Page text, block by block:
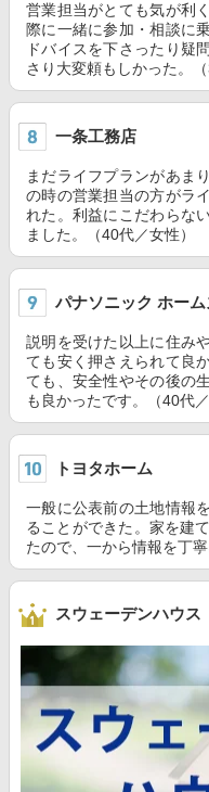
営業担当がとても気が利
際に一緒に参加・相談に
ドバイスを下さったり疑
さり大変頼もしかった。（
一条工務店
まだライフプランがあま
の時の営業担当の方がラ
れた。利益にこだわらな
ました。（40代／女性）
パナソニック ホーム
説明を受けた以上に住み
ても安く押さえられて良
ても、安全性やその後の
も良かったです。（40代／
トヨタホーム
一般に公表前の土地情報
ることができた。家を建
たので、一から情報を丁
スウェーデンハウス